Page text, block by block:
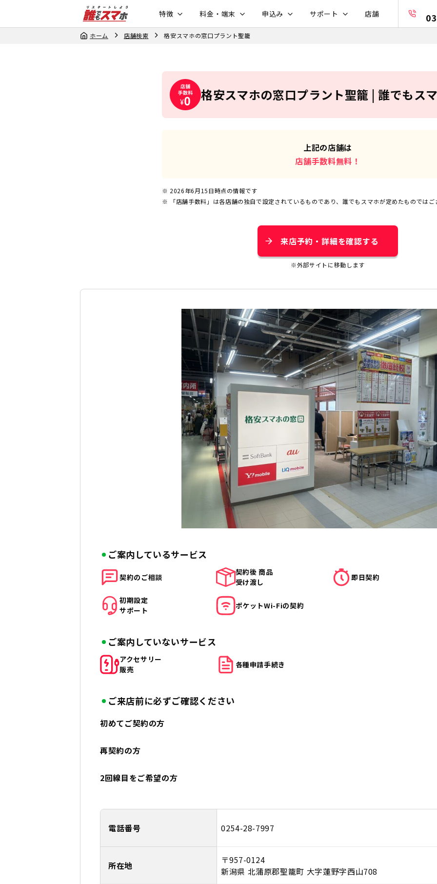
特徴 料金・端末 申込み サポート 店舗
ホーム 店舗検索 格安スマホの窓口プラント聖籠
格安スマホの窓口プラント聖籠 | 誰でもス
上記の店舗は
店舗手数料無料！
2026年6月15日時点の情報です
「店舗手数料」は各店舗の独自で設定されているものであり、誰でもスマホが定めたものでは
来店予約・詳細を確認する
※外部サイトに移動します
ご案内しているサービス
契約の ご相談
契約後 商品
受け渡し
即日契約
初期設定
サポート
ポケットWi-Fiの契約
ご案内していないサービス
アクセサリー
販売
各種申請手続き
ご来店前に必ずご確認ください
初めてご契約の方
再契約の方
2回線目をご希望の方
電話番号 0254-28-7997
所在地
〒957-0124
新潟県 北蒲原郡聖籠町 大字蓮野字西山708